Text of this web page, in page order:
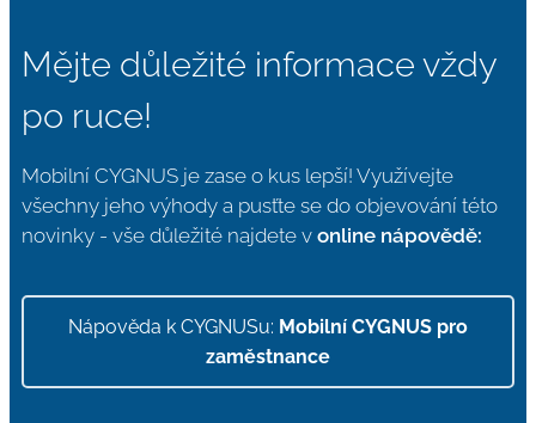
Mějte důležité informace vždy
po ruce!
Mobilní CYGNUS je zase o kus lepší! Využívejte
všechny jeho výhody a pusťte se do objevování této
novinky - vše důležité najdete v online nápovědě:
Nápověda k CYGNUSu: Mobilní CYGNUS pro
zaměstnance